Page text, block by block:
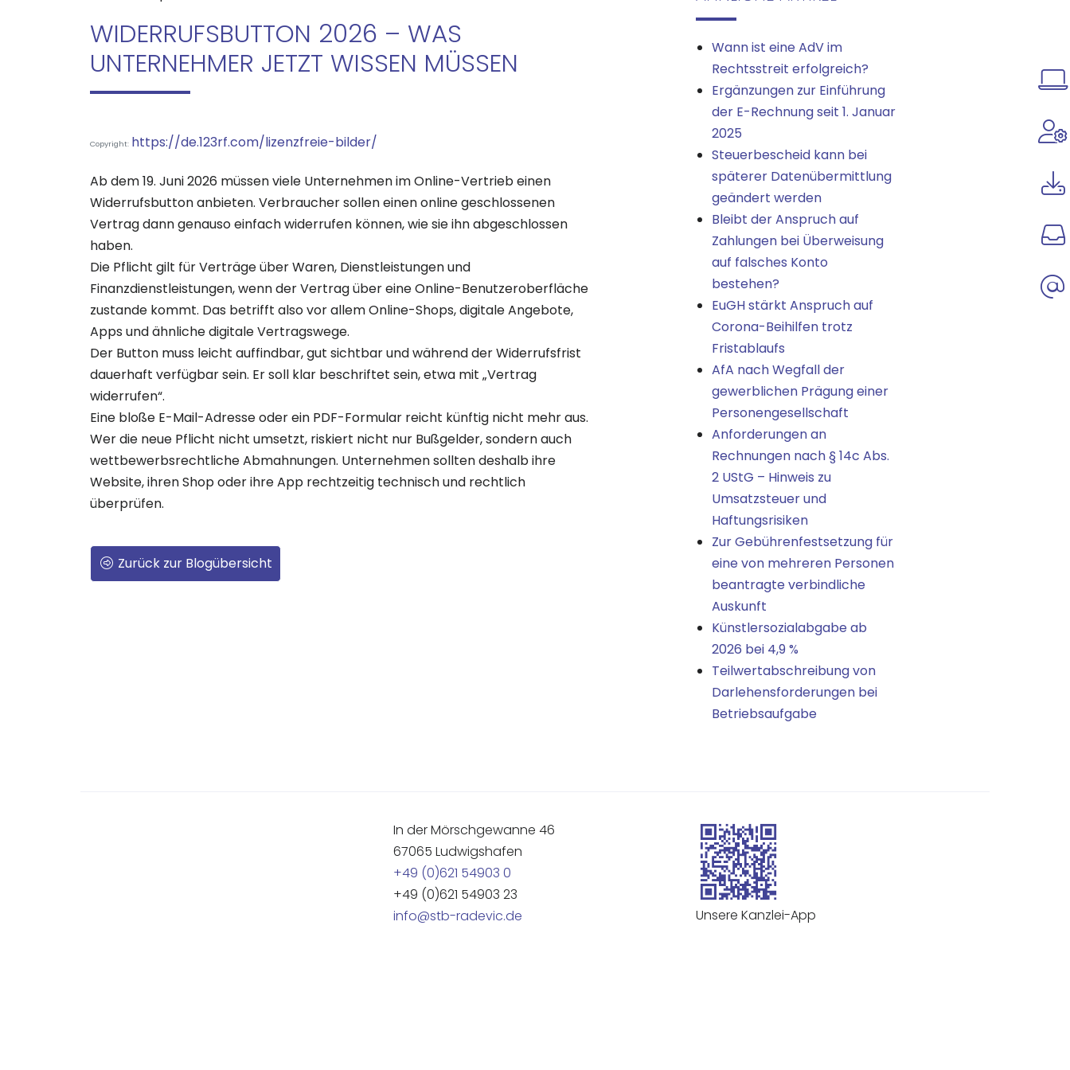
WIDERRUFSBUTTON 2026 – WAS
UNTERNEHMER JETZT WISSEN MÜSSEN
Copyright: https://de.123rf.com/lizenzfreie-bilder/
Ab dem 19. Juni 2026 müssen viele Unternehmen im Online-Vertrieb einen
Widerrufsbutton anbieten. Verbraucher sollen einen online geschlossenen
Vertrag dann genauso einfach widerrufen können, wie sie ihn abgeschlossen
haben.
Die Pflicht gilt für Verträge über Waren, Dienstleistungen und
Finanzdienstleistungen, wenn der Vertrag über eine Online-Benutzeroberfläche
zustande kommt. Das betrifft also vor allem Online-Shops, digitale Angebote,
Apps und ähnliche digitale Vertragswege.
Der Button muss leicht auffindbar, gut sichtbar und während der Widerrufsfrist
dauerhaft verfügbar sein. Er soll klar beschriftet sein, etwa mit „Vertrag
widerrufen“.
Eine bloße E-Mail-Adresse oder ein PDF-Formular reicht künftig nicht mehr aus.
Wer die neue Pflicht nicht umsetzt, riskiert nicht nur Bußgelder, sondern auch
wettbewerbsrechtliche Abmahnungen. Unternehmen sollten deshalb ihre
Website, ihren Shop oder ihre App rechtzeitig technisch und rechtlich
überprüfen.
Zurück zur Blogübersicht
Wann ist eine AdV im
Rechtsstreit erfolgreich?
Ergänzungen zur Einführung
der E-Rechnung seit 1. Januar
2025
Steuerbescheid kann bei
späterer Datenübermittlung
geändert werden
Bleibt der Anspruch auf
Zahlungen bei Überweisung
auf falsches Konto
bestehen?
EuGH stärkt Anspruch auf
Corona-Beihilfen trotz
Fristablaufs
AfA nach Wegfall der
gewerblichen Prägung einer
Personengesellschaft
Anforderungen an
Rechnungen nach § 14c Abs.
2 UStG – Hinweis zu
Umsatzsteuer und
Haftungsrisiken
Zur Gebührenfestsetzung für
eine von mehreren Personen
beantragte verbindliche
Auskunft
Künstlersozialabgabe ab
2026 bei 4,9 %
Teilwertabschreibung von
Darlehensforderungen bei
Betriebsaufgabe
In der Mörschgewanne 46
67065 Ludwigshafen
+49 (0)621 54903 0
+49 (0)621 54903 23
info@stb-radevic.de
Unsere Kanzlei-App